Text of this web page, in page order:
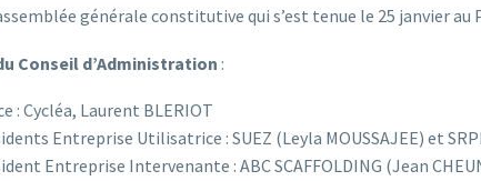
générale constitutive qui s’est tenue le 25 janvier au
Conseil d’Administration :
: Cycléa, Laurent BLERIOT
Entreprise Utilisatrice : SUEZ (Leyla MOUSSAJEE) et
Entreprise Intervenante : ABC SCAFFOLDING (Jean